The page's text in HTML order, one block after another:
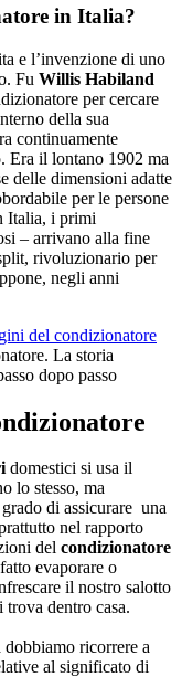
in Italia?
e l’invenzione di uno
Fu Willis Habiland
per cercare
della sua
continuamente
Era il lontano 1902 ma
delle dimensioni adatte
per le persone
Italia, i primi
– arrivano alla fine
rivoluzionario per
negli anni
del condizionatore
La storia
dopo passo
domestici si usa il
lo stesso, ma
di assicurare una
nel rapporto
del condizionatore
evaporare o
il nostro salotto
dentro casa.
ricorrere a
al significato di